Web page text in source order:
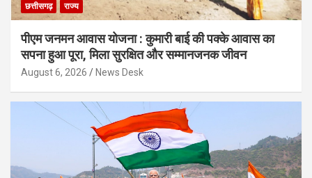
छत्तीसगढ़ राज्य
पीएम जनमन आवास योजना : कुमारी बाई की पक्के आवास का
सपना हुआ पूरा, मिला सुरक्षित और सम्मानजनक जीवन
August 6, 2026 News Desk